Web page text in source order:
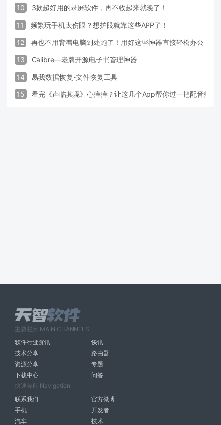
10 3款超好用的录屏软件，再不收起来就晚了！
11 频繁玩手机太伤眼？想护眼就靠这些APP了！
12 再也不用背着电脑到处跑了！用好这些神器直接轻松办公
13 Calibre—老牌开源电子书管理神器
14 易我数据恢复-文件恢复工具
15 看完《声临其境》心痒痒？让这几个App帮你过一把配音瘾
主要栏目 MAIN CHANNELS
软件行业资讯
快讯
技术分享
路由器
资源分享
专题
下载中心
问答
快速导航 Navigation
联系我们
官方微博
手机
开发者
汽车
技术